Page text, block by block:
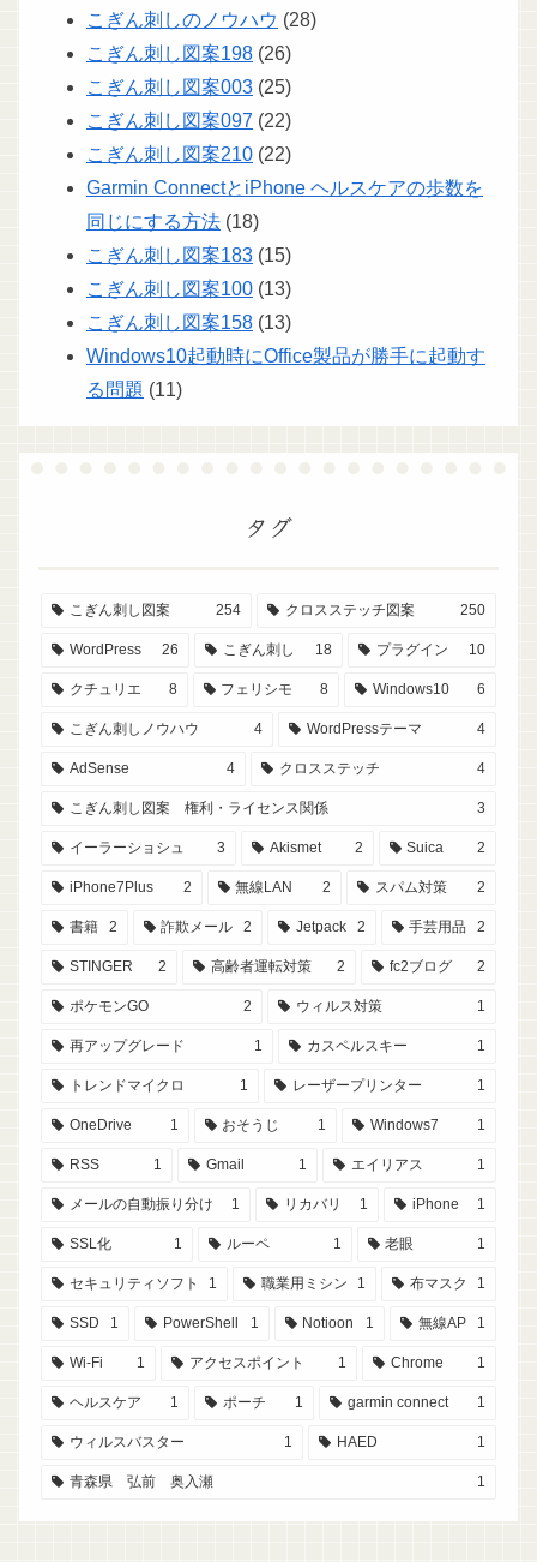
こぎん刺しのノウハウ (28)
こぎん刺し図案198 (26)
こぎん刺し図案003 (25)
こぎん刺し図案097 (22)
こぎん刺し図案210 (22)
Garmin ConnectとiPhone ヘルスケアの歩数を
同じにする方法 (18)
こぎん刺し図案183 (15)
こぎん刺し図案100 (13)
こぎん刺し図案158 (13)
Windows10起動時にOffice製品が勝手に起動す
る問題 (11)
タグ
こぎん刺し図案 254 クロスステッチ図案 250
WordPress 26 こぎん刺し 18 プラグイン 10
クチュリエ 8 フェリシモ 8 Windows10 6
こぎん刺しノウハウ 4 WordPressテーマ 4
AdSense 4 クロスステッチ 4
こぎん刺し図案 権利・ライセンス関係 3
イーラーショシュ 3 Akismet 2 Suica 2
iPhone7Plus 2 無線LAN 2 スパム対策 2
書籍 2 詐欺メール 2 Jetpack 2 手芸用品 2
STINGER 2 高齢者運転対策 2 fc2ブログ 2
ポケモンGO 2 ウィルス対策 1
再アップグレード 1 カスペルスキー 1
トレンドマイクロ 1 レーザープリンター 1
OneDrive 1 おそうじ 1 Windows7 1
RSS 1 Gmail 1 エイリアス 1
メールの自動振り分け 1 リカバリ 1 iPhone 1
SSL化 1 ルーペ 1 老眼 1
セキュリティソフト 1 職業用ミシン 1 布マスク 1
SSD 1 PowerShell 1 Notioon 1 無線AP 1
Wi-Fi 1 アクセスポイント 1 Chrome 1
ヘルスケア 1 ポーチ 1 garmin connect 1
ウィルスバスター 1 HAED 1
青森県 弘前 奥入瀬 1